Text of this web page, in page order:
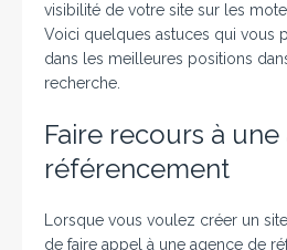
visibilité de votre site sur les
Voici quelques astuces qui vous
dans les meilleures positions
recherche.
Faire recours à
référencement
Lorsque vous voulez créer un
de faire appel à une agence de